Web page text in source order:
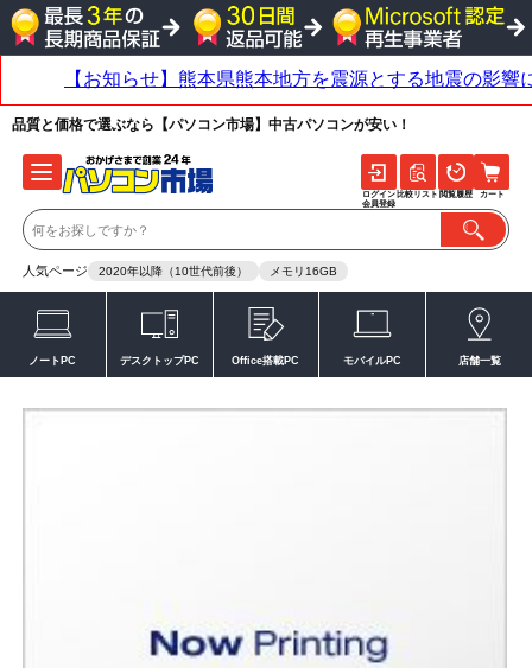
品質と価格で選ぶなら【パソコン市場】中古パソコンが安い！
人気ページ 2020年以降（10世代前後） メモリ16GB
ログイン
会員登録
比較リスト 閲覧履歴 カート
ノートPC デスクトップPC Office搭載PC モバイルPC 店舗一覧